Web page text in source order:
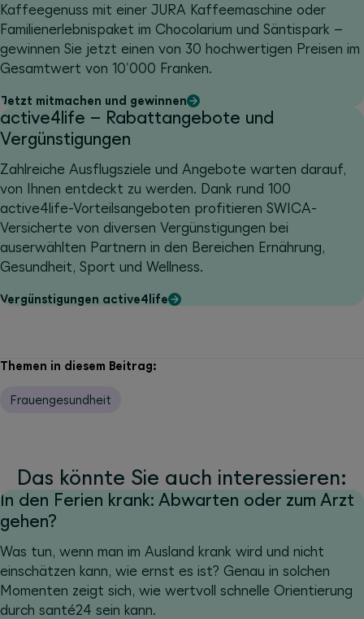
Kaffeegenuss mit einer JURA Kaffeemaschine oder
Familienerlebnispaket im Chocolarium und Säntispark –
gewinnen Sie jetzt einen von 30 hochwertigen Preisen im
Gesamtwert von 10'000 Franken.
Jetzt mitmachen und gewinnen
active4life – Rabattangebote und
Vergünstigungen
Zahlreiche Ausflugsziele und Angebote warten darauf,
von Ihnen entdeckt zu werden. Dank rund 100
active4life-Vorteilsangeboten profitieren SWICA-
Versicherte von diversen Vergünstigungen bei
auserwählten Partnern in den Bereichen Ernährung,
Gesundheit, Sport und Wellness.
Vergünstigungen active4life
Themen in diesem Beitrag:
Frauengesundheit
Das könnte Sie auch interessieren:
In den Ferien krank: Abwarten oder zum Arzt
gehen?
Was tun, wenn man im Ausland krank wird und nicht
einschätzen kann, wie ernst es ist? Genau in solchen
Momenten zeigt sich, wie wertvoll schnelle Orientierung
durch santé24 sein kann.